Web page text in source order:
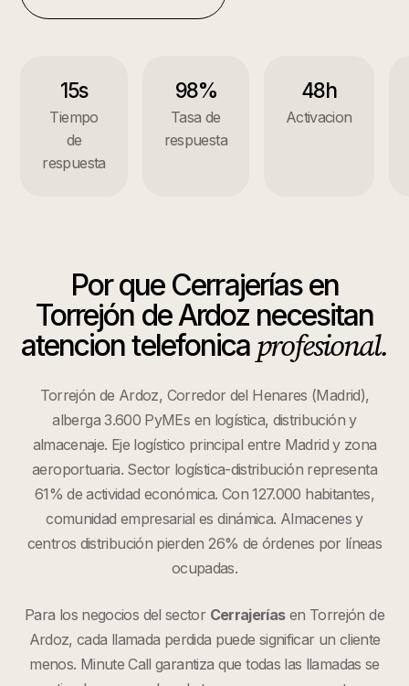
15s
Tiempo
de
respuesta
98%
Tasa de
respuesta
48h
Activacion
Por que Cerrajeríasen
Torrejón de Ardoz necesitan
atencion telefonica profesional.
Torrejón de Ardoz, Corredor del Henares (Madrid),
alberga 3.600 PyMEs en logística, distribución y
almacenaje. Eje logístico principal entre Madrid y zona
aeroportuaria. Sector logística-distribución representa
61% de actividad económica. Con 127.000 habitantes,
comunidad empresarial es dinámica. Almacenes y
centros distribución pierden 26% de órdenes por líneas
ocupadas.
Para los negocios del sector Cerrajeríasen Torrejón de
Ardoz, cada llamada perdida puede significar un cliente
menos. Minute Call garantiza que todas las llamadas se